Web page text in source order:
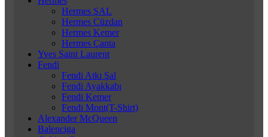
Hermes ŞAL
Hermes Cüzdan
Hermes Kemer
Hermes Çanta
Yves Saint Laurent
Fendi
Fendi Atkı Şal
Fendi Ayakkabı
Fendi Kemer
Fendi Mont(T-Shirt)
Alexander McQueen
Balenciga